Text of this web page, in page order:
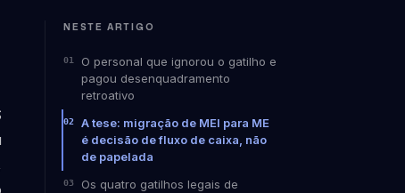
NESTE ARTIGO
O personal que ignorou o gatilho e
pagou desenquadramento
retroativo
A tese: migração de MEI para ME
é decisão de fluxo de caixa, não
de papelada
Os quatro gatilhos legais de